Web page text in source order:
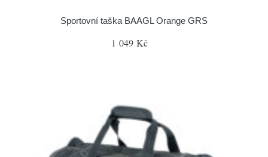
Sportovní taška BAAGL Orange GRS
1 049 Kč